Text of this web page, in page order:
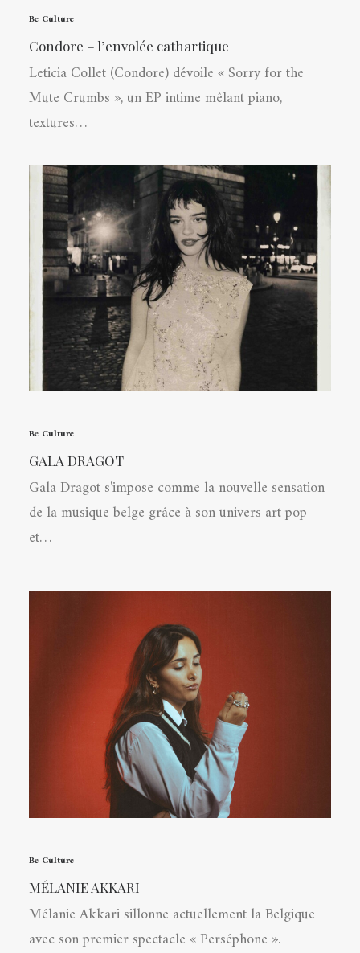
Be Culture
Condore – l’envolée cathartique
Leticia Collet (Condore) dévoile « Sorry for the
Mute Crumbs », un EP intime mêlant piano,
textures…
Be Culture
GALA DRAGOT
Gala Dragot s'impose comme la nouvelle sensation
de la musique belge grâce à son univers art pop
et…
Be Culture
MÉLANIE AKKARI
Mélanie Akkari sillonne actuellement la Belgique
avec son premier spectacle « Perséphone ».